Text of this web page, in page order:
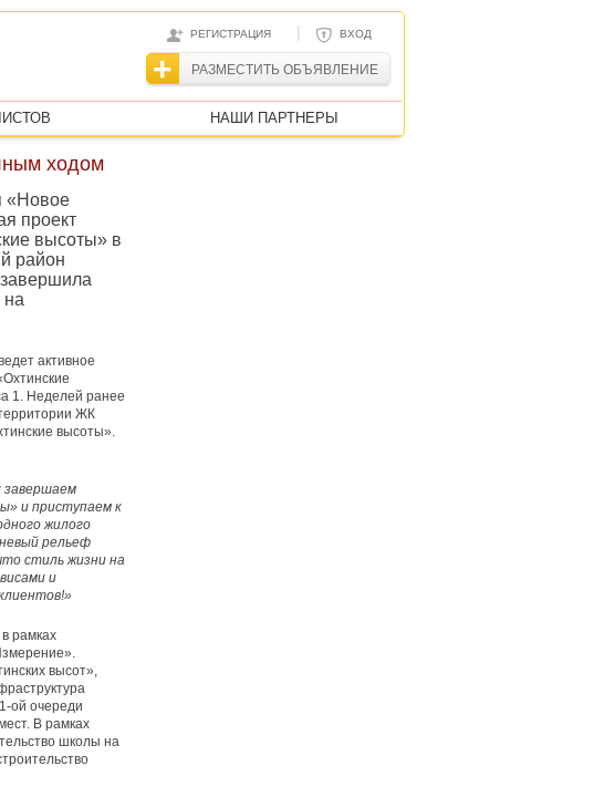
РЕГИСТРАЦИЯ | ВХОД
РАЗМЕСТИТЬ ОБЪЯВЛЕНИЕ
НАШИ ПАРТНЕРЫ
ходом
«Новое
проект
высоты» в
район
на
активное
1. Неделей ранее
ЖК
высоты».
и приступаем к
жилого
рельеф
стиль жизни на
и
рамках
высот»,
ой очереди
В рамках
школы на